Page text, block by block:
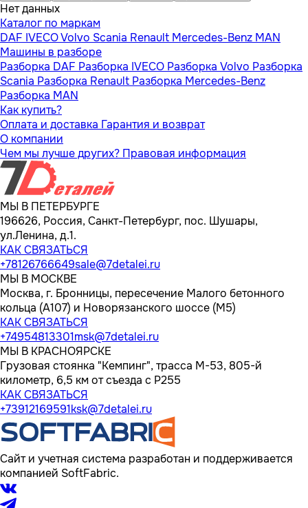
Нет данных
Каталог по маркам
DAF IVECOVolvo Scania Renault Mercedes-Benz MAN
Машины в разборе
Разборка DAF Разборка IVECO Разборка Volvo Разборка
Scania Разборка Renault Разборка Mercedes-Benz
Разборка MAN
Как купить?
Оплата и доставка Гарантия и возврат
О компании
Чем мы лучше других? Правовая информация
МЫ В ПЕТЕРБУРГЕ
196626, Россия, Санкт-Петербург, пос. Шушары,
ул.Ленина, д.1.
КАК СВЯЗАТЬСЯ
+78126766649sale@7detalei.ru
МЫ В МОСКВЕ
Москва, г. Бронницы, пересечение Малого бетонного
кольца (А107) и Новорязанского шоссе (М5)
КАК СВЯЗАТЬСЯ
+74954813301msk@7detalei.ru
МЫ В КРАСНОЯРСКЕ
Грузовая стоянка "Кемпинг", трасса M-53, 805-й
километр, 6,5 км от съезда с Р255
КАК СВЯЗАТЬСЯ
+73912169591ksk@7detalei.ru
Сайт и учетная система разработан и поддерживается
компанией SoftFabric.